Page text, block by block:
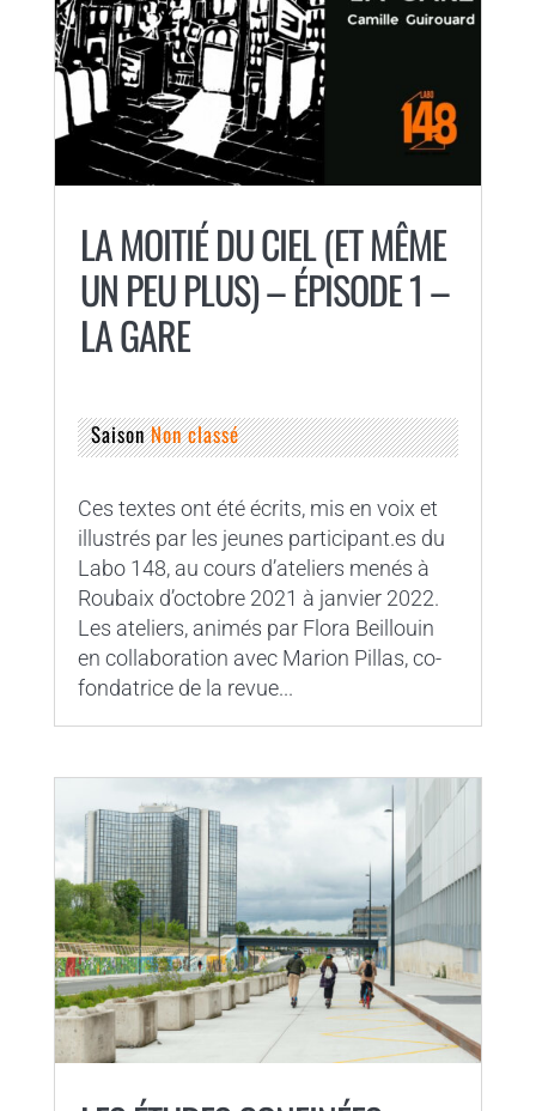
LA MOITIÉ DU CIEL (ET MÊME
UN PEU PLUS) – ÉPISODE 1 –
LA GARE
SaisonNon classé
Ces textes ont été écrits, mis en voix et
illustrés par les jeunes participant.es du
Labo 148, au cours d’ateliers menés à
Roubaix d’octobre 2021 à janvier 2022.
Les ateliers, animés par Flora Beillouin
en collaboration avec Marion Pillas, co-
fondatrice de la revue...